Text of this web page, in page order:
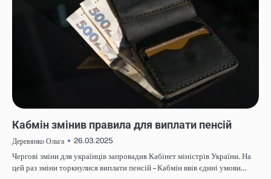
Кабмін змінив правила для виплати пенсій
Деревянко Ольга
26.03.2025
Чергові зміни для українців запровадив Кабінет міністрів України. На
цей раз зміни торкнулися виплати пенсій – Кабмін ввів єдині умови…